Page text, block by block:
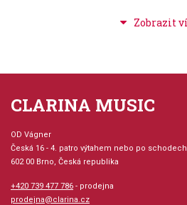
CLARINA MUSIC
OD Vágner
Česká 16 - 4. patro výtahem nebo po schodech
602 00 Brno, Česká republika
+420 739 477 786 - prodejna
prodejna@clarina.cz